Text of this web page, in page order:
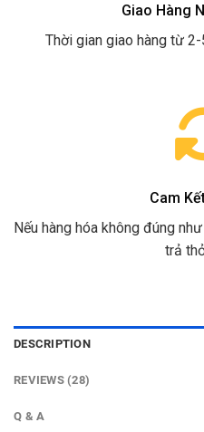
Giao Hàng
Thời gian giao hàng từ
Cam
Nếu hàng hóa không đúng
trả
DESCRIPTION
REVIEWS (28)
Q & A